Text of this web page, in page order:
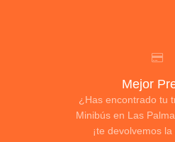
Mejor
¿Has encontrado tu
Minibús en Las
¡te devolvemos